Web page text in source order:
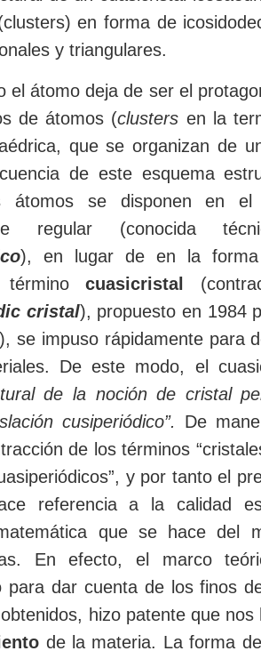
en forma de
y triangulares.
el átomo deja de ser el
de átomos (clusters en la
que se organizan de
de este esquema
átomos se disponen en el
regular (conocida
), en lugar de en la forma
términocuasicristal
cristal), propuesto en 1984
se impuso rápidamente para
De este modo, el
de la noción de cristal
cusiperiódico”. De
de los términos
y por tanto el
referencia a la calidad
que se hace del
En efecto, el marco
para dar cuenta de los finos
hizo patente que
de la materia. La forma